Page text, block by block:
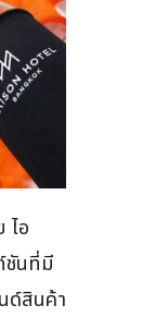
ไอ
ชันที่มี
ด์สินค้า